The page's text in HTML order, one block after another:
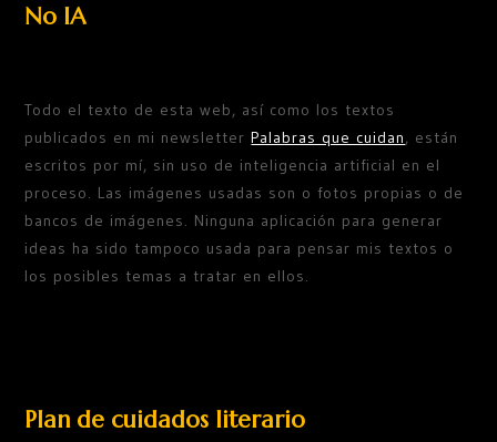
No IA
Todo el texto de esta web, así como los textos
publicados en mi newsletterPalabras que cuidan, están
escritos por mí, sin uso de inteligencia artificial en el
proceso. Las imágenes usadas son o fotos propias o de
bancos de imágenes. Ninguna aplicación para generar
ideas ha sido tampoco usada para pensar mis textos o
los posibles temas a tratar en ellos.
Plan de cuidados literario